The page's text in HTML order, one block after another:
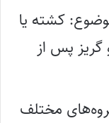
کشته یا
پس از
مختلف